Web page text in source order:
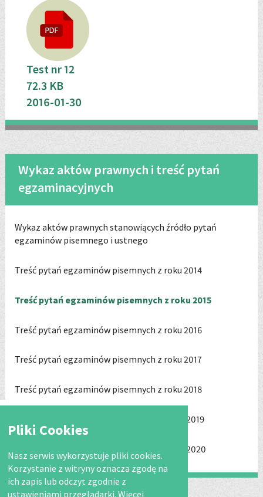
Test nr 12
72.3 KB
2016-01-30
Wykaz aktów prawnych i treść pytań
egzaminacyjnych
Wykaz aktów prawnych stanowiących źródło pytań
egzaminów pisemnego i ustnego
Treść pytań egzaminów pisemnych z roku 2014
Treść pytań egzaminów pisemnych z roku 2015
Treść pytań egzaminów pisemnych z roku 2016
Treść pytań egzaminów pisemnych z roku 2017
Treść pytań egzaminów pisemnych z roku 2018
Treści pytań egzaminów pisemnych z roku 2019
Treści pytań egzaminów pisemnych z roku 2020
Pliki Cookies
Nasz serwis wykorzystuje pliki cookies.
Korzystanie z witryny oznacza zgodę na
ich zapis lub odczyt zgodnie z
ustawieniami przeglądarki. Więcej